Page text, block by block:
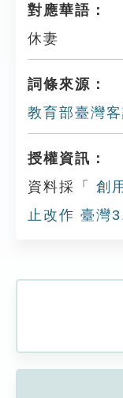
對應華語：
休妻
詞條來源：
教育部臺灣
授權資訊：
資料採「
創
止改作 臺灣